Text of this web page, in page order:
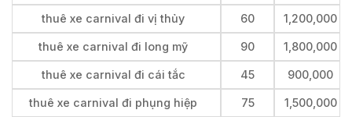
thuê xe carnival đi vị thủy 60 1,200,000
thuê xe carnival đi long mỹ 90 1,800,000
thuê xe carnival đi cái tắc 45 900,000
thuê xe carnival đi phụng hiệp 75 1,500,000